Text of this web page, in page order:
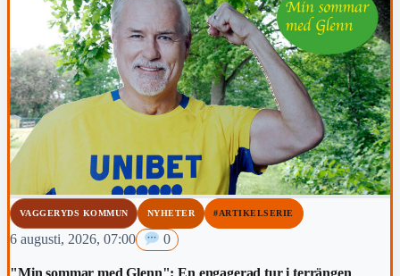
VAGGERYDS KOMMUN NYHETER #ARTIKELSERIE
6 augusti, 2026, 07:00 0
"Min sommar med Glenn": En engagerad tur i terrängen